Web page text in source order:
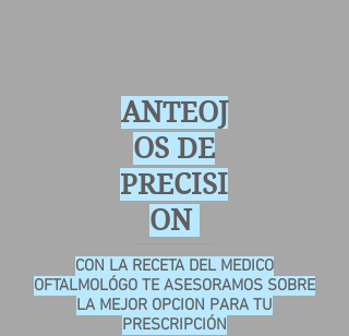
CON LA RECETA DEL MEDICO
OFTALMOLÓGO TE ASESORAMOS SOBRE
LA MEJOR OPCION PARA TU
PRESCRIPCIÓN
ANTEOJ
OS DE
PRECISI
ON